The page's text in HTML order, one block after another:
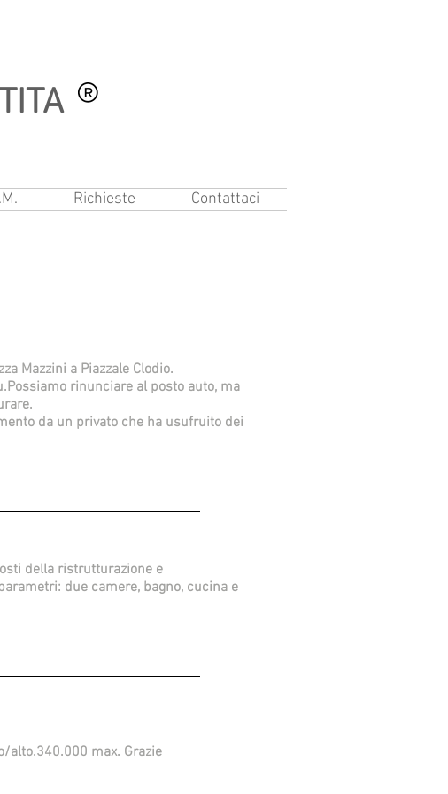
Richieste Contattaci
Mazzini a Piazzale Clodio.
rinunciare al posto auto, ma
da un privato che ha usufruito dei
della ristrutturazione e
due camere, bagno, cucina e
alto.340.000 max. Grazie